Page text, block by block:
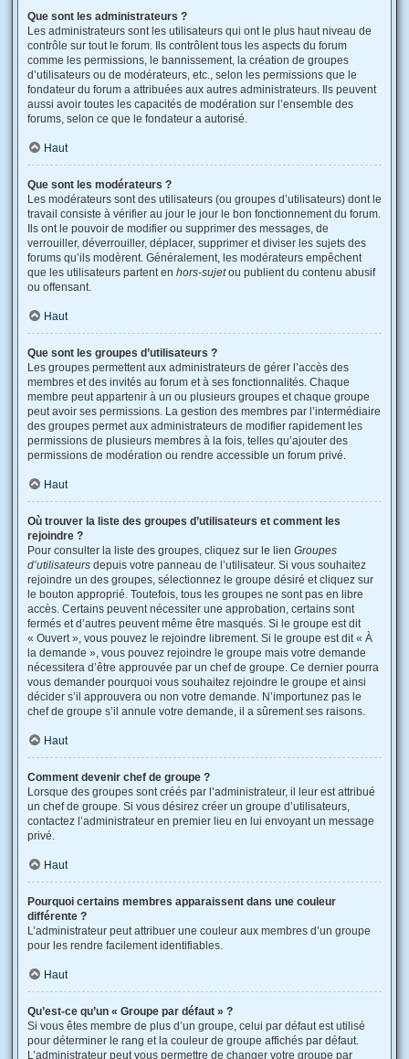
Que sont les administrateurs ?
Les administrateurs sont les utilisateurs qui ont le plus haut niveau de
contrôle sur tout le forum. Ils contrôlent tous les aspects du forum
comme les permissions, le bannissement, la création de groupes
d’utilisateurs ou de modérateurs, etc., selon les permissions que le
fondateur du forum a attribuées aux autres administrateurs. Ils peuvent
aussi avoir toutes les capacités de modération sur l’ensemble des
forums, selon ce que le fondateur a autorisé.
Haut
Que sont les modérateurs ?
Les modérateurs sont des utilisateurs (ou groupes d’utilisateurs) dont le
travail consiste à vérifier au jour le jour le bon fonctionnement du forum.
Ils ont le pouvoir de modifier ou supprimer des messages, de
verrouiller, déverrouiller, déplacer, supprimer et diviser les sujets des
forums qu’ils modèrent. Généralement, les modérateurs empêchent
que les utilisateurs partent en hors-sujetou publient du contenu abusif
ou offensant.
Haut
Que sont les groupes d’utilisateurs ?
Les groupes permettent aux administrateurs de gérer l’accès des
membres et des invités au forum et à ses fonctionnalités. Chaque
membre peut appartenir à un ou plusieurs groupes et chaque groupe
peut avoir ses permissions. La gestion des membres par l’intermédiaire
des groupes permet aux administrateurs de modifier rapidement les
permissions de plusieurs membres à la fois, telles qu’ajouter des
permissions de modération ou rendre accessible un forum privé.
Haut
Où trouver la liste des groupes d’utilisateurs et comment les
rejoindre ?
Pour consulter la liste des groupes, cliquez sur le lien Groupes
d’utilisateurs depuis votre panneau de l’utilisateur. Si vous souhaitez
rejoindre un des groupes, sélectionnez le groupe désiré et cliquez sur
le bouton approprié. Toutefois, tous les groupes ne sont pas en libre
accès. Certains peuvent nécessiter une approbation, certains sont
fermés et d’autres peuvent même être masqués. Si le groupe est dit
« Ouvert », vous pouvez le rejoindre librement. Si le groupe est dit « À
la demande », vous pouvez rejoindre le groupe mais votre demande
nécessitera d’être approuvée par un chef de groupe. Ce dernier pourra
vous demander pourquoi vous souhaitez rejoindre le groupe et ainsi
décider s’il approuvera ou non votre demande. N’importunez pas le
chef de groupe s’il annule votre demande, il a sûrement ses raisons.
Haut
Comment devenir chef de groupe ?
Lorsque des groupes sont créés par l’administrateur, il leur est attribué
un chef de groupe. Si vous désirez créer un groupe d’utilisateurs,
contactez l’administrateur en premier lieu en lui envoyant un message
privé.
Haut
Pourquoi certains membres apparaissent dans une couleur
différente ?
L’administrateur peut attribuer une couleur aux membres d’un groupe
pour les rendre facilement identifiables.
Haut
Qu’est-ce qu’un « Groupe par défaut » ?
Si vous êtes membre de plus d’un groupe, celui par défaut est utilisé
pour déterminer le rang et la couleur de groupe affichés par défaut.
L’administrateur peut vous permettre de changer votre groupe par